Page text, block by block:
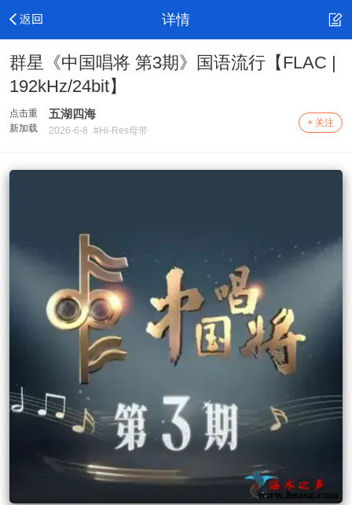
详情
群星《中国唱将 第3期》国语流行【FLAC |
192kHz/24bit】
点击重
新加载
五湖四海
2026-6-8 #Hi-Res母带
+ 关注